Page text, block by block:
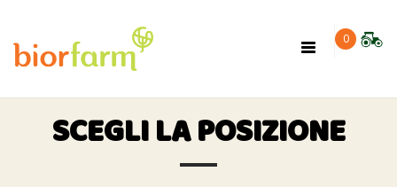
0
Toggle
SCEGLI LA POSIZIONE